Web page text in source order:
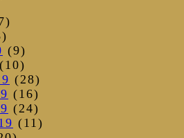
(9)
(10)
(28)
(16)
(24)
(11)